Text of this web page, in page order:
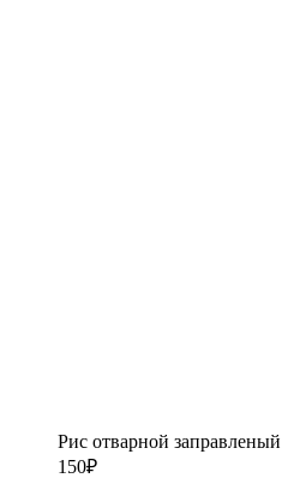
Рис отварной заправленый
150₽